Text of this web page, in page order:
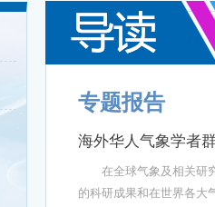
专题报告
海外华人气象学者
在全球气象及相关研究
的科研成果和在世界各大